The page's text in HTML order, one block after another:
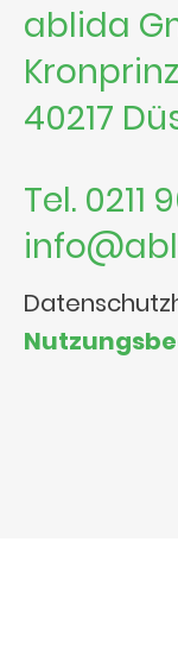
ablida
40217
Tel. 0211